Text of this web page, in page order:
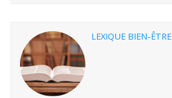
LEXIQUE BIEN-ÊTRE